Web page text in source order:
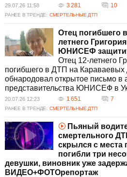
Государство
проблем ДТП
инфраструктуры
образовательных
на дорогах.
взаимодействие
организациями и
партнёрами.
Как
способствуют
Украине?
ЮНИСЕФ,
инициатив по
Украины,
программы и
улучшению
снижения
29.07.26 11:58 3 281 10
РАНЕЕ В ТРЕНДЕ: СМЕРТЕЛЬНЫЕ ДТП
Отец погибшего
летнего
ЮНИСЕФ
Отец 12-летнего
погибшего в ДТП на Караваевых
обнародовал открытое письмо в
представительства ЮНИСЕФ в
20.07.26 12:23 1 651 7
РАНЕЕ В ТРЕНДЕ: СМЕРТЕЛЬНЫЕ ДТП
Пьяный
смертельного
скрылся с места
погибли три
девушки, виновник уже
ВИДЕО+ФОТОрепортаж